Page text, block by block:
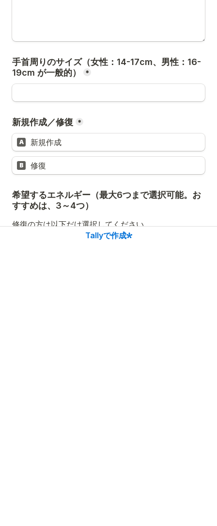
手首周りのサイズ（女性：14-17cm、男性：16-
*
新規作成／修復 *
A 新規作成
B 修復
希望するエネルギー（最大6つまで選択可能。お
すすめは、3～4つ）
修復の方は以下だけ選択してください。
Tallyで作成